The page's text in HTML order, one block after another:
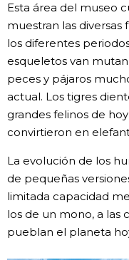
Esta área del museo
muestran las
los diferentes
esqueletos van
peces y pájaros
actual. Los tigres
grandes felinos de
convirtieron en
La evolución de los
de pequeñas
limitada capacidad
los de un mono, a las
pueblan el planeta